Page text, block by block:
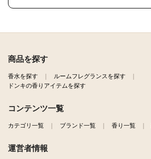
商品を探す
香水を探す
ルームフレグランスを探す
ドンキの香りアイテムを探す
コンテンツ一覧
カテゴリ一覧 ブランド一覧 香り一覧
運営者情報